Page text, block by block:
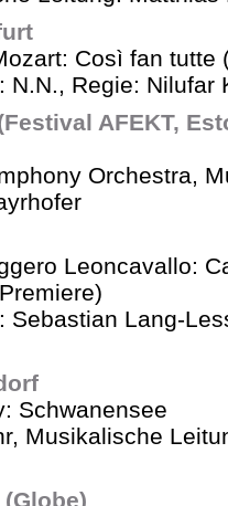
Così fan tutte
N.N., Regie: Nilufar
AFEKT,
Orchestra,
Leoncavallo:
Sebastian Lang-
Schwanensee
Musikalische